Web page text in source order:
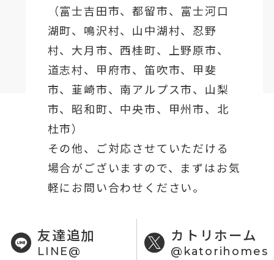
（富士吉田市、都留市、 富士河口
湖町、鳴沢村、山中湖村、忍野
村、 大月市、西桂町、上野原市、
道志村、 甲府市、笛吹市、甲斐
市、韮崎市、南アルプス市、山梨
市、昭和町、中央市、甲州市、北
杜市）
その他、ご対応させていただける
場合がございますので、まずはお気
軽にお問い合わせください。
友達追加
LINE@
カトリホーム
@katorihomes